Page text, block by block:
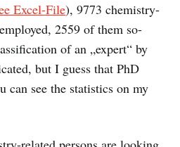
Excel-File), 9773 chemistry-
2559 of them so-
of an „expert“ by
but I guess that PhD
can see the statistics on my